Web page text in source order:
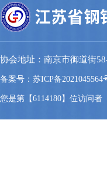
协会地址：南京市御道街
备案号：苏ICP备2021045564
您是第【6114180】位访问者